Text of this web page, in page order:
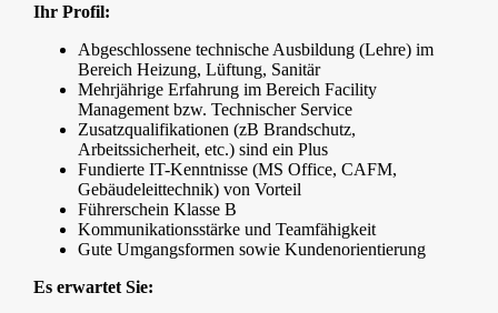
Ihr Profil:
Abgeschlossene technische Ausbildung (Lehre) im
Bereich Heizung, Lüftung, Sanitär
Mehrjährige Erfahrung im Bereich Facility
Management bzw. Technischer Service
Zusatzqualifikationen (zB Brandschutz,
Arbeitssicherheit, etc.) sind ein Plus
Fundierte IT-Kenntnisse (MS Office, CAFM,
Gebäudeleittechnik) von Vorteil
Führerschein Klasse B
Kommunikationsstärke und Teamfähigkeit
Gute Umgangsformen sowie Kundenorientierung
Es erwartet Sie: